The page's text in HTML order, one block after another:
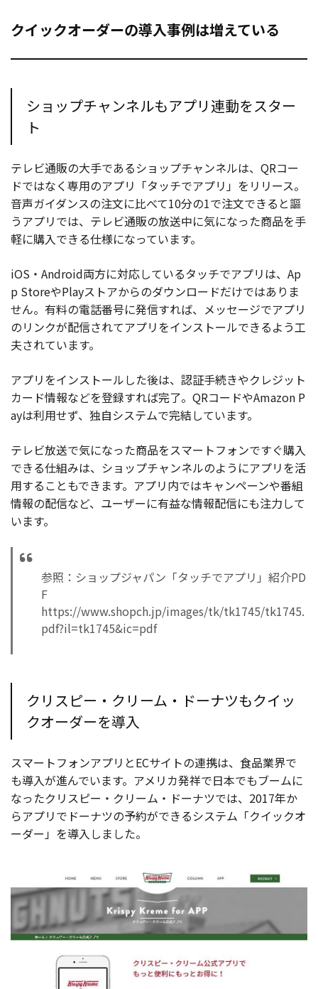
クイックオーダーの導入事例は増えている
ショップチャンネルもアプリ連動をスター
ト
テレビ通販の大手であるショップチャンネルは、QRコー
ドではなく専用のアプリ「タッチでアプリ」をリリース。
音声ガイダンスの注文に比べて10分の1で注文できると謳
うアプリでは、テレビ通販の放送中に気になった商品を手
軽に購入できる仕様になっています。
iOS・Android両方に対応しているタッチでアプリは、Ap
p StoreやPlayストアからのダウンロードだけではありま
せん。有料の電話番号に発信すれば、メッセージでアプリ
のリンクが配信されてアプリをインストールできるよう工
夫されています。
アプリをインストールした後は、認証手続きやクレジット
カード情報などを登録すれば完了。QRコードやAmazon P
ayは利用せず、独自システムで完結しています。
テレビ放送で気になった商品をスマートフォンですぐ購入
できる仕組みは、ショップチャンネルのようにアプリを活
用することもできます。アプリ内ではキャンペーンや番組
情報の配信など、ユーザーに有益な情報配信にも注力して
います。
参照：ショップジャパン「タッチでアプリ」紹介PD
F
https://www.shopch.jp/images/tk/tk1745/tk1745.
pdf?il=tk1745&ic=pdf
クリスピー・クリーム・ドーナツもクイッ
クオーダーを導入
スマートフォンアプリとECサイトの連携は、食品業界で
も導入が進んでいます。アメリカ発祥で日本でもブームに
なったクリスピー・クリーム・ドーナツでは、2017年か
らアプリでドーナツの予約ができるシステム「クイックオ
ーダー」を導入しました。